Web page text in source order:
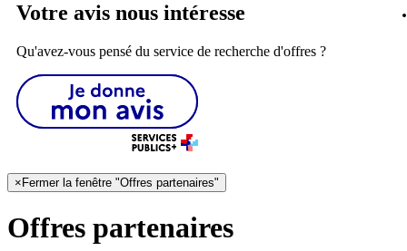
Votre avis nous intéresse
Qu'avez-vous pensé du service de recherche d'offres ?
× Fermer la fenêtre "Offres partenaires"
Offres partenaires